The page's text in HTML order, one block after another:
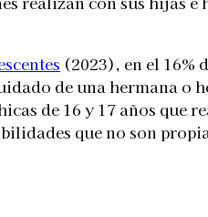
(2023), en el 16%
de una hermana o
de 16 y 17 años que
que no son